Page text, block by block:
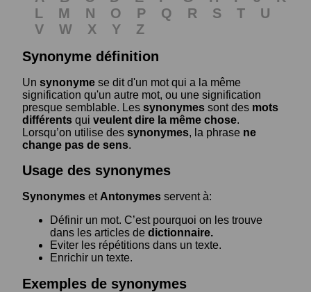
L
M N O P Q R S T
U
V
W X Y
Z
Synonyme définition
Un synonyme se dit d'un mot qui a la même
signification qu'un autre mot, ou une signification
presque semblable. Les synonymes sont des mots
différents qui veulent dire la même chose.
Lorsqu’on utilise des synonymes, la phrase ne
change pas de sens.
Usage des synonymes
Synonymes et Antonymes servent à:
Définir un mot. C’est pourquoi on les trouve
dans les articles de dictionnaire.
Eviter les répétitions dans un texte.
Enrichir un texte.
Exemples de synonymes